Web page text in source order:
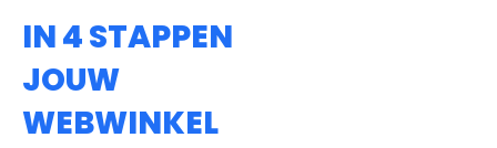
IN 4 STAPPEN
JOUW
WEBWINKEL